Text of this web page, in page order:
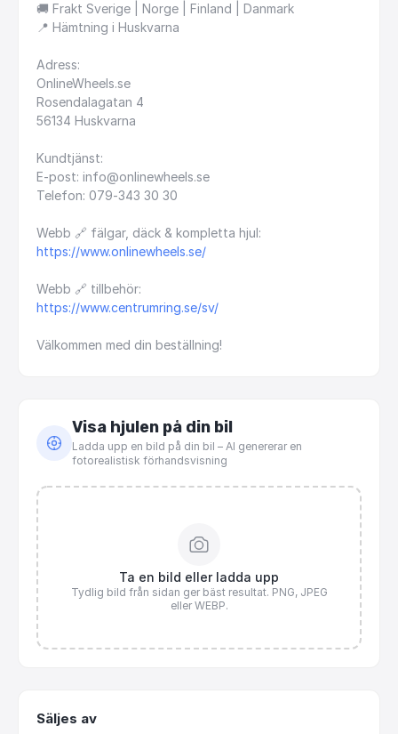
🚚 Frakt Sverige Norge Finland
Danmark
📍 Hämtning i Huskvarna
Adress:
OnlineWheels.se
Rosendalagatan 4
56134 Huskvarna
Kundtjänst:
E-post: info@onlinewheels.se
Telefon: 079-343 30 30
Webb 🔗 fälgar, däck & kompletta hjul:
https://www.onlinewheels.se/
Webb 🔗 tillbehör:
https://www.centrumring.se/sv/
Välkommen med din beställning!
Visa hjulen på din bil
Ladda upp en bild på din bil – AI genererar en
fotorealistisk förhandsvisning
Ta en bild eller ladda upp
Tydlig bild från sidan ger bäst resultat. PNG, JPEG
eller WEBP.
Säljes av